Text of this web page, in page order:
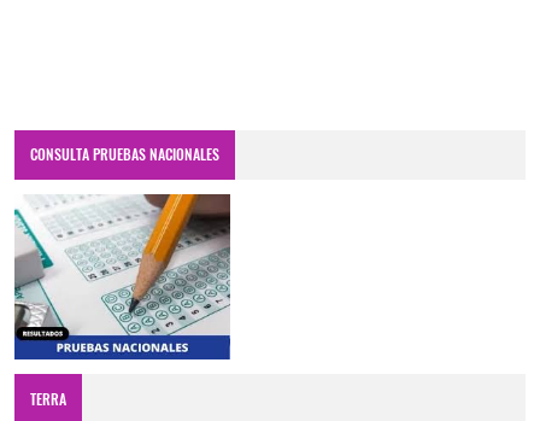
CONSULTA PRUEBAS NACIONALES
TERRA